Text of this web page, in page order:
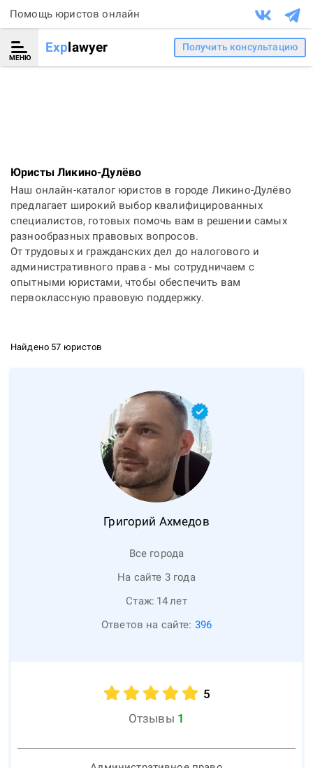
Помощь юристов онлайн
МЕНЮ
Explawyer Получить консультацию
Юристы Ликино-Дулёво
Наш онлайн-каталог юристов в городе Ликино-Дулёво
предлагает широкий выбор квалифицированных
специалистов, готовых помочь вам в решении самых
разнообразных правовых вопросов.
От трудовых и гражданских дел до налогового и
административного права - мы сотрудничаем с
опытными юристами, чтобы обеспечить вам
первоклассную правовую поддержку.
Найдено 57 юристов
Григорий Ахмедов
Все города
На сайте 3 года
Стаж: 14лет
Ответов на сайте: 396
5
Отзывы 1